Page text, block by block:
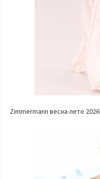
Zimmermann весна-лето 2026